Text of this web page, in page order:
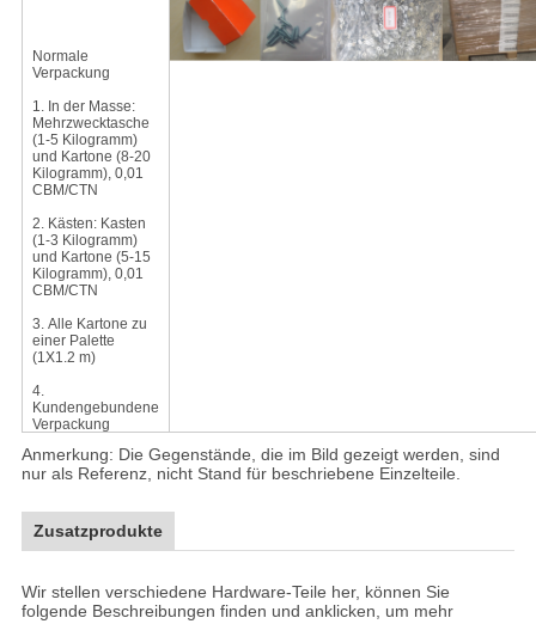
Normale
Verpackung
1. In der Masse:
Mehrzwecktasche
(1-5 Kilogramm)
und Kartone (8-20
Kilogramm), 0,01
CBM/CTN
2. Kästen: Kasten
(1-3 Kilogramm)
und Kartone (5-15
Kilogramm), 0,01
CBM/CTN
3. Alle Kartone zu
einer Palette
(1X1.2 m)
4.
Kundengebundene
Verpackung
Anmerkung: Die Gegenstände, die im Bild gezeigt werden, sind
nur als Referenz, nicht Stand für beschriebene Einzelteile.
Zusatzprodukte
Wir stellen verschiedene Hardware-Teile her, können Sie
folgende Beschreibungen finden und anklicken, um mehr